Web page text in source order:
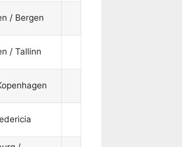
/ Bergen
/ Tallinn